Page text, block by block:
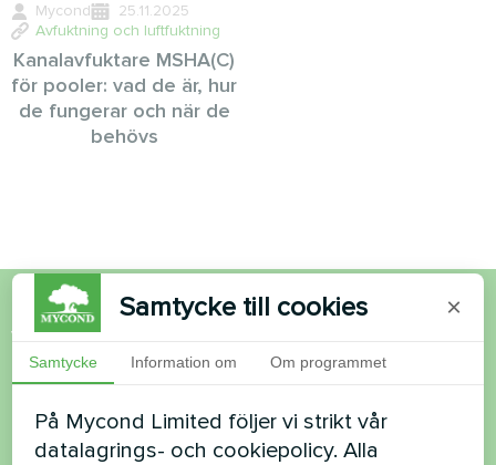
Mycond
25.11.2025
Avfuktning och luftfuktning
Kanalavfuktare MSHA(C)
för pooler: vad de är, hur
de fungerar och när de
behövs
Vill du köpa eller har du
frågor?
Kontakta oss så hjälper vi dig
Samtycke till cookies ×
Samtycke Information om Om programmet
På Mycond Limited följer vi strikt vår
datalagrings- och cookiepolicy. Alla